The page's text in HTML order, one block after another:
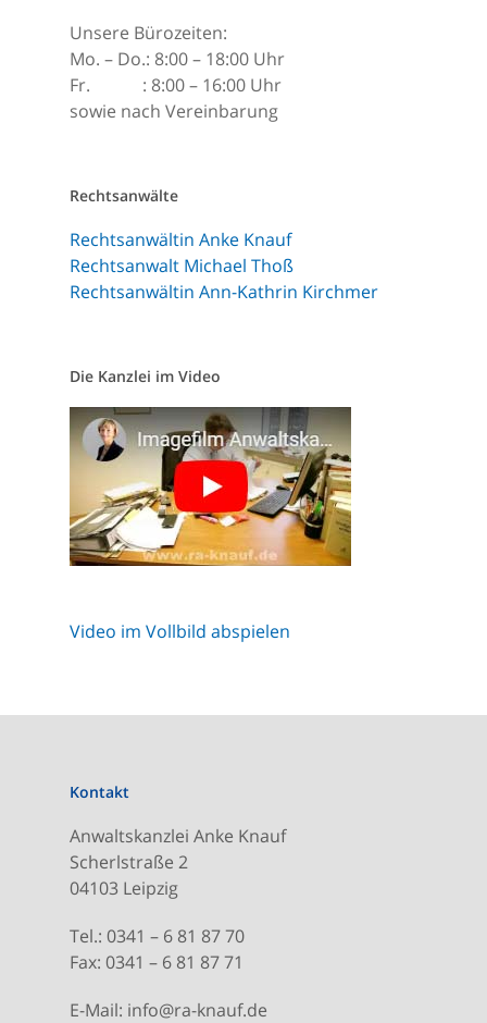
Unsere Bürozeiten:
Mo. – Do.: 8:00 – 18:00 Uhr
Fr. : 8:00 – 16:00 Uhr
sowie nach Vereinbarung
Rechtsanwälte
Rechtsanwältin Anke Knauf
Rechtsanwalt Michael Thoß
Rechtsanwältin Ann-Kathrin Kirchmer
Die Kanzlei im Video
Video im Vollbild abspielen
Kontakt
Anwaltskanzlei Anke Knauf
Scherlstraße 2
04103 Leipzig
Tel.: 0341 – 6 81 87 70
Fax: 0341 – 6 81 87 71
E-Mail: info@ra-knauf.de